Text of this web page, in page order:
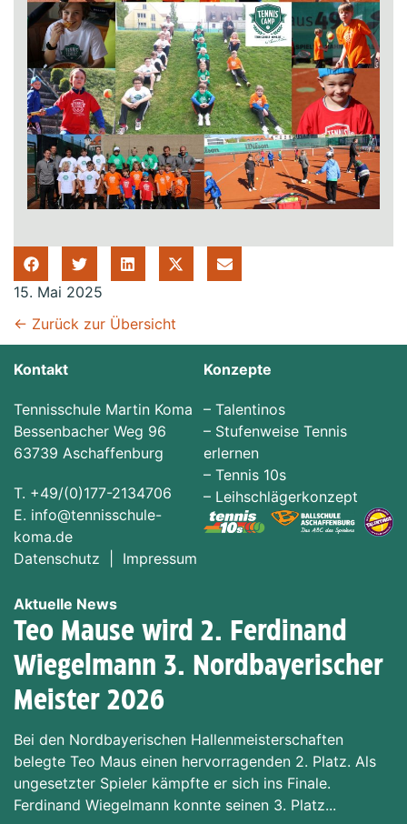
15. Mai 2025
← Zurück zur Übersicht
Kontakt
Tennisschule Martin Koma
Bessenbacher Weg 96
63739 Aschaffenburg
T. +49/(0)177-2134706
E. info@tennisschule-
koma.de
Datenschutz
Impressum
Konzepte
– Talentinos
– Stufenweise Tennis
erlernen
– Tennis 10s
– Leihschlägerkonzept
Aktuelle News
Teo Mause wird 2. Ferdinand
Wiegelmann 3. Nordbayerischer
Meister 2026
Bei den Nordbayerischen Hallenmeisterschaften
belegte Teo Maus einen hervorragenden 2. Platz. Als
ungesetzter Spieler kämpfte er sich ins Finale.
Ferdinand Wiegelmann konnte seinen 3. Platz